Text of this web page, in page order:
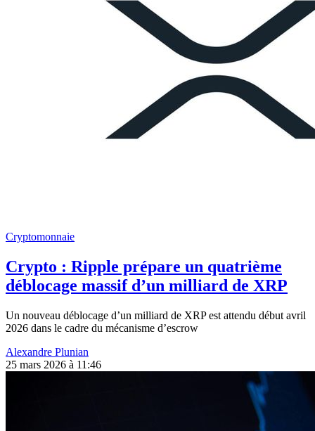
Cryptomonnaie
Crypto : Ripple prépare un quatrième
déblocage massif d’un milliard de XRP
Un nouveau déblocage d’un milliard de XRP est attendu début avril
2026 dans le cadre du mécanisme d’escrow
Alexandre Plunian
25 mars 2026 à 11:46